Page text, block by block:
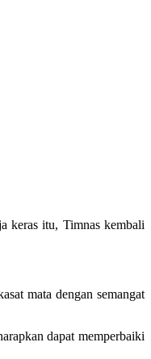
keras itu, Timnas kembali
mata dengan semangat
dapat memperbaiki